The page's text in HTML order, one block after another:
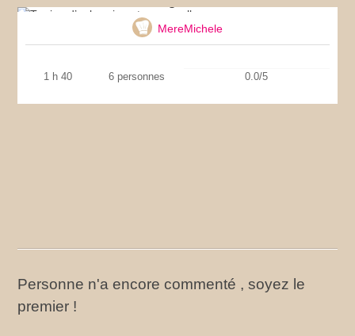
MereMichele
1 h 40 6 personnes 0.0/5
Personne n'a encore commenté , soyez le
premier !